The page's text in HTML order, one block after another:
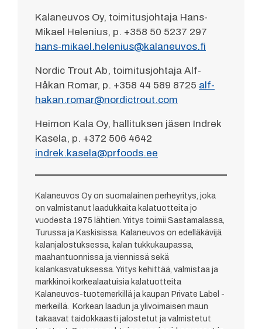
Kalaneuvos Oy, toimitusjohtaja Hans-
Mikael Helenius, p. +358 50 5237 297
hans-mikael.helenius@kalaneuvos.fi
Nordic Trout Ab, toimitusjohtaja Alf-
Håkan Romar, p. +358 44 589 8725 alf-
hakan.romar@nordictrout.com
Heimon Kala Oy, hallituksen jäsen Indrek
Kasela, p. +372 506 4642
indrek.kasela@prfoods.ee
Kalaneuvos Oy on suomalainen perheyritys, joka
on valmistanut laadukkaita kalatuotteita jo
vuodesta 1975 lähtien. Yritys toimii Sastamalassa,
Turussa ja Kaskisissa. Kalaneuvos on edelläkävijä
kalanjalostuksessa, kalan tukkukaupassa,
maahantuonnissa ja viennissä sekä
kalankasvatuksessa. Yritys kehittää, valmistaa ja
markkinoi korkealaatuisia kalatuotteita
Kalaneuvos-tuotemerkillä ja kaupan Private Label -
merkeillä. Korkean laadun ja ylivoimaisen maun
takaavat taidokkaasti jalostetut ja valmistetut